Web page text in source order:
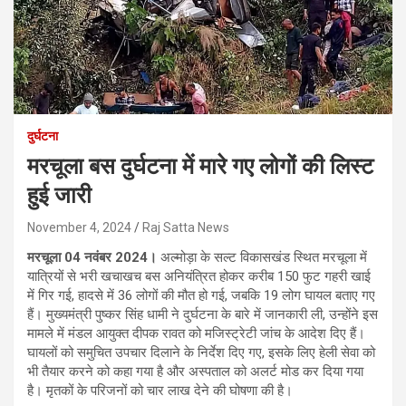
दुर्घटना
मरचूला बस दुर्घटना में मारे गए लोगों की लिस्ट
हुई जारी
November 4, 2024 Raj Satta News
मरचूला 04 नवंबर 2024। अल्मोड़ा के सल्ट विकासखंड स्थित मरचूला में
यात्रियों से भरी खचाखच बस अनियंत्रित होकर करीब 150 फुट गहरी खाई
में गिर गई, हादसे में 36 लोगों की मौत हो गई, जबकि 19 लोग घायल बताए गए
हैं। मुख्यमंत्री पुष्कर सिंह धामी ने दुर्घटना के बारे में जानकारी ली, उन्होंने इस
मामले में मंडल आयुक्त दीपक रावत को मजिस्ट्रेटी जांच के आदेश दिए हैं।
घायलों को समुचित उपचार दिलाने के निर्देश दिए गए, इसके लिए हेली सेवा को
भी तैयार करने को कहा गया है और अस्पताल को अलर्ट मोड कर दिया गया
है। मृतकों के परिजनों को चार लाख देने की घोषणा की है।